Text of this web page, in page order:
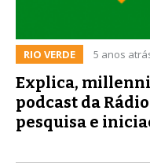
RIO VERDE 5 anos
Explica,
podcast da
pesquisa e